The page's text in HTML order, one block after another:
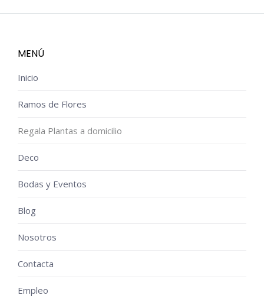
MENÚ
Inicio
Ramos de Flores
Regala Plantas a domicilio
Deco
Bodas y Eventos
Blog
Nosotros
Contacta
Empleo